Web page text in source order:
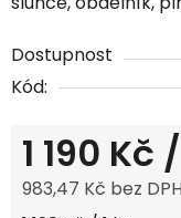
Dostupnost
Kód:
1 190 Kč
983,47 Kč bez